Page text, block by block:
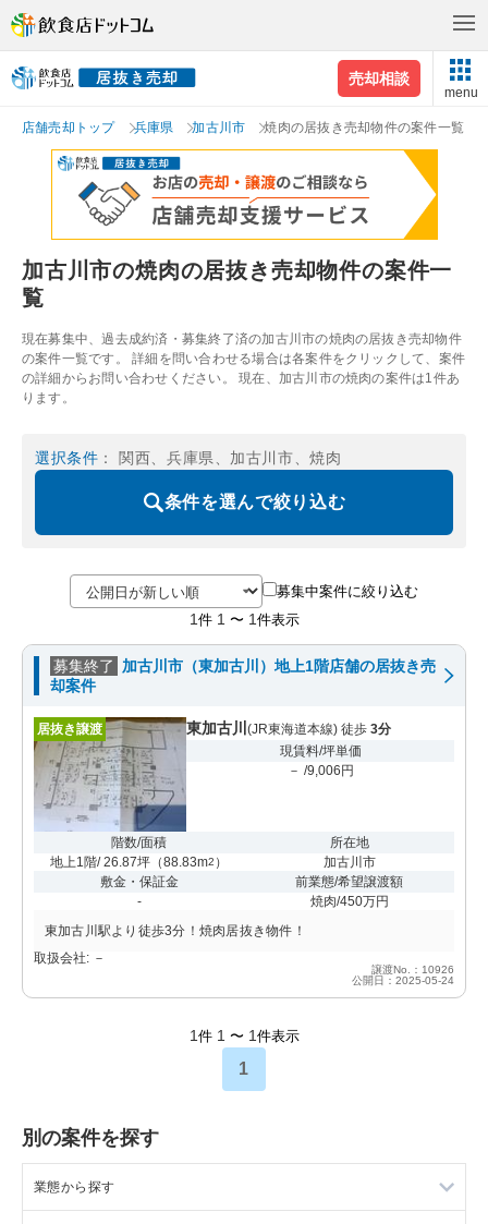
売却相談
menu
店舗売却トップ 兵庫県 加古川市 焼肉の居抜き売却物件の案件一覧
加古川市の焼肉の居抜き売却物件の案件一
覧
現在募集中、過去成約済・募集終了済の加古川市の焼肉の居抜き売却物件
の案件一覧です。 詳細を問い合わせる場合は各案件をクリックして、案件
の詳細からお問い合わせください。 現在、加古川市の焼肉の案件は1件あ
ります。
選択条件 ： 関西、兵庫県、加古川市、焼肉
条件を選んで絞り込む
募集中案件に絞り込む
1 件 1 〜 1 件表示
募集終了
加古川市（東加古川）地上1階店舗の居抜き売
却案件
居抜き譲渡 東加古川 (JR東海道本線) 徒歩 3分
現賃料/坪単価
－ /9,006円
階数/面積
地上1階/ 26.87坪 （88.83m2 ）
所在地
加古川市
敷金・保証金
-
前業態/希望譲渡額
焼肉/450万円
東加古川駅より徒歩3分！焼肉居抜き物件！
取扱会社: －
譲渡No.：10926
公開日：2025-05-24
1 件 1 〜 1 件表示
1
別の案件を探す
業態から探す